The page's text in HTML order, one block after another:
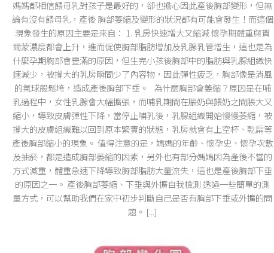
媽媽都相信餵母乳對孩子是最好的，卻也擔心因此產後胸部變形，但無
論有沒有餵母乳，產後 胸部萎縮及變形的狀況都有可能會發生！而這個
現象發生的原因主要是來自： 1. 乳房快速增大又縮減 懷孕期體重與賀
爾蒙濃度都會上升，進而促使胸部脂肪增加及乳腺乳管增生，這也是為
什麼孕期胸部會豐滿的原因，但生完小孩後胸部中的脂肪與乳腺組織快
速減少，被撐大的乳房瞬間少了內容物，因此彈性疲乏，胸部像是消風
的氣球般鬆垮，造成產後胸部下垂。 為什麼胸部會萎縮？原因是在哺
乳過程中，女性乳腺會大幅擴張，而哺乳期間在脹奶與餵奶之間脹大又
縮小，導致皮膚彈性下降，當停止哺乳後，乳腺組織開始慢慢萎縮，被
撐大的皮膚組織難以回到原本緊實的狀態，乳房就會有上空杯、乾扁等
產後胸部縮小的現象。 值得注意的是，媽媽的年齡、懷孕史、懷孕次數
及抽菸，都是造成胸部萎縮的因素，另外也有部分媽媽因為產後不當的
方式減重，體重急速下降導致胸部脂肪大量流失，這也是產後胸部下垂
的原因之一。 產後胸部萎縮、下垂與外擴自我檢測 透過一些簡單的測
量方式，可以幫助我們在家中初步判斷自己是否有胸部下垂或外擴的問
題。 [...]